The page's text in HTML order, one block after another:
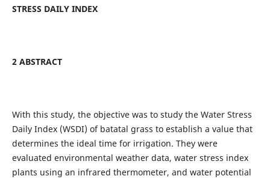
STRESS DAILY INDEX
2 ABSTRACT
With this study, the objective was to study the Water Stress
Daily Index (WSDI) of batatal grass to establish a value that
determines the ideal time for irrigation. They were
evaluated environmental weather data, water stress index
plants using an infrared thermometer, and water potential